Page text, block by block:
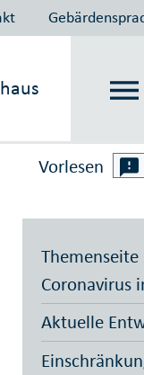
Vorlesen
Themenseite
Coronavirus
Aktuelle